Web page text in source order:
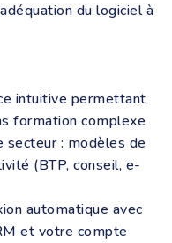
du logiciel à
intuitive permettant
formation complexe
secteur : modèles de
(BTP, conseil, e-
automatique avec
et votre compte